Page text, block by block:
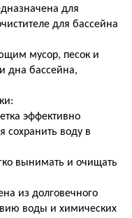
для
для бассейна
мусор, песок и
дна бассейна,
эффективно
сохранить воду в
вынимать и очищать
из долговечного
воды и химических